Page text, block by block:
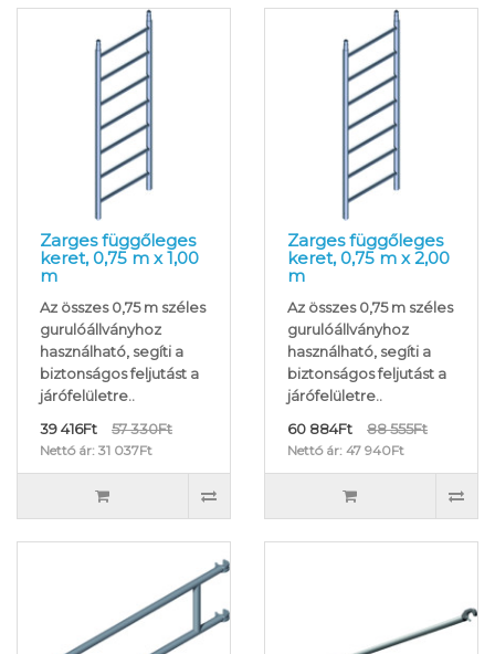
Zarges függőleges
keret, 0,75 m x 1,00
m
Az összes 0,75 m széles
gurulóállványhoz
használható, segíti a
biztonságos feljutást a
járófelületre..
39 416Ft
57 330Ft
Nettó ár: 31 037Ft
Zarges függőleges
keret, 0,75 m x 2,00
m
Az összes 0,75 m széles
gurulóállványhoz
használható, segíti a
biztonságos feljutást a
járófelületre..
60 884Ft
88 555Ft
Nettó ár: 47 940Ft